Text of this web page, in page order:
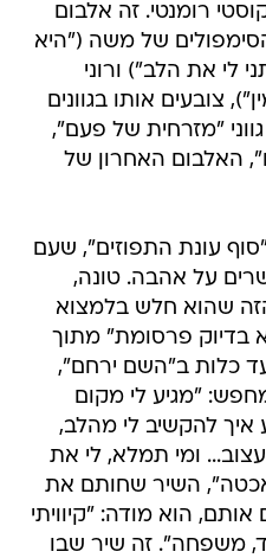
רומנטי. זה אלבום
של משה ("היא
לי את הלב") ורוני
צובעים אותו בגוונים
גווני "מזרחית של פעם",
האלבום האחרון של
עונת התפוזים", שעם
על אהבה. טונה,
שהוא חלש בלמצוא
בדיוק פרסומת" מתוך
כלות ב"השם ירחם",
"מגיע לי מקום
להקשיב לי מהלב,
ומי תמלא, לי את
השיר שחותם את
הוא מודה: "קיוויתי
משפחה". זה שיר שבו